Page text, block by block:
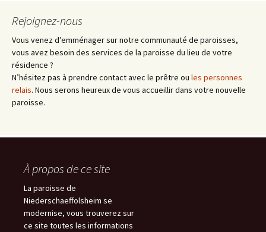
Rejoignez-nous
Vous venez d’emménager sur notre communauté de paroisses,
vous avez besoin des services de la paroisse du lieu de votre
résidence ?
N’hésitez pas à prendre contact avec le prêtre ou les personnes
relais. Nous serons heureux de vous accueillir dans votre nouvelle
paroisse.
À propos de ce site
La paroisse de
Niederschaeffolsheim se
modernise, vous trouverez sur
ce site toutes les informations